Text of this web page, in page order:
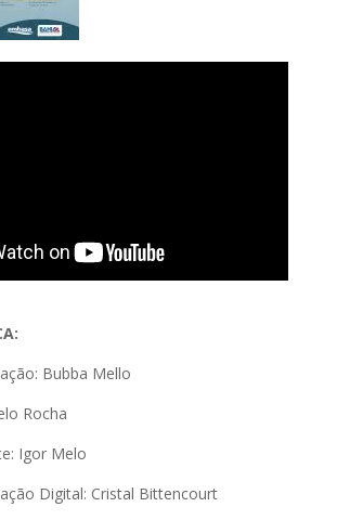
Bubba Mello
Rocha
Igor Melo
Digital: Cristal Bittencourt